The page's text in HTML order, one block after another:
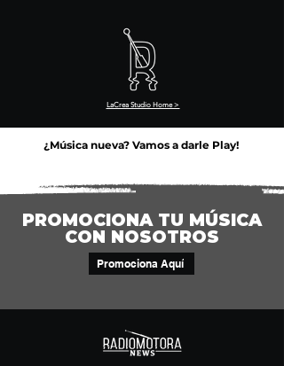
LaCrea Studio Home >
¿Música nueva? Vamos a darle Play!
PROMOCIONA TU MÚSICA
CON NOSOTROS
Promociona Aquí